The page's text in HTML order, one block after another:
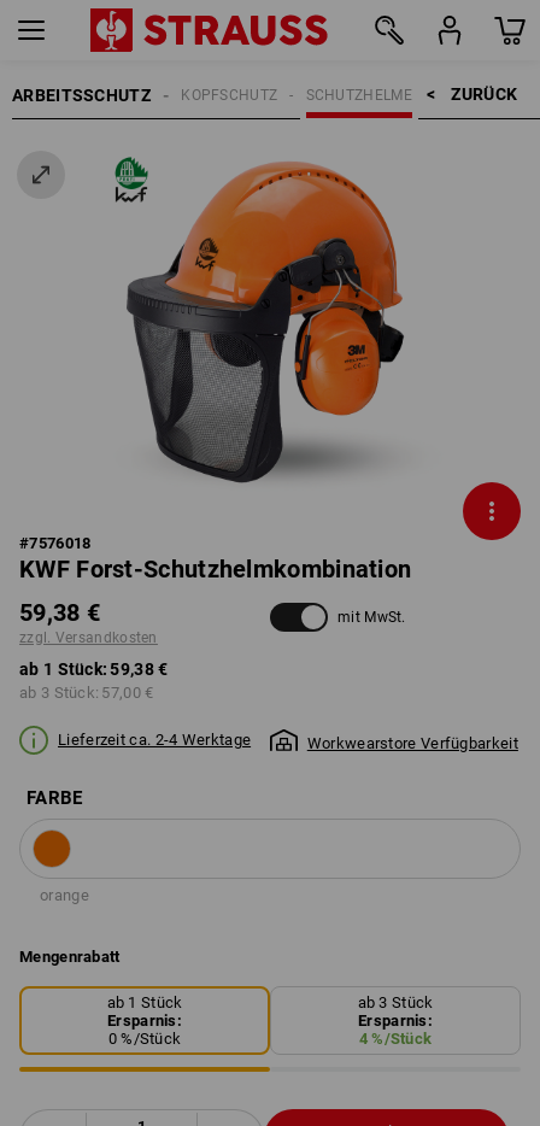
ARBEITSSCHUTZ ZURÜCK    >
SCHUTZHELME
KOPFSCHUTZ
#7576018
KWF Forst-Schutzhelmkombination
59,38 €
zzgl. Versandkosten
mit MwSt.
ab 1 Stück: 59,38 €
ab 3 Stück: 57,00 €
Lieferzeit ca. 2-4 Werktage Workwearstore Verfügbarkeit
FARBE
orange
Mengenrabatt
ab 1 Stück
Ersparnis:
0%/Stück
ab 3 Stück
Ersparnis:
4%/Stück